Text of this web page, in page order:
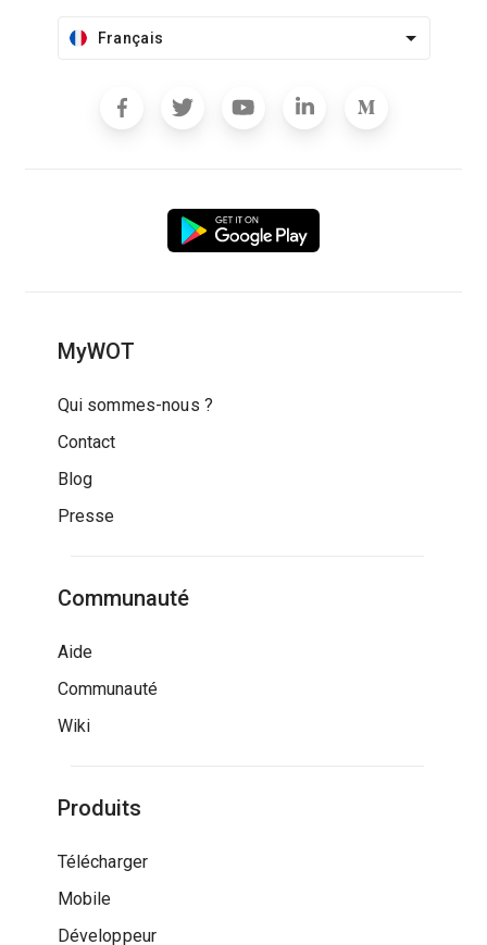
Français
MyWOT
Qui sommes-nous ?
Contact
Blog
Presse
Communauté
Aide
Communauté
Wiki
Produits
Télécharger
Mobile
Développeur